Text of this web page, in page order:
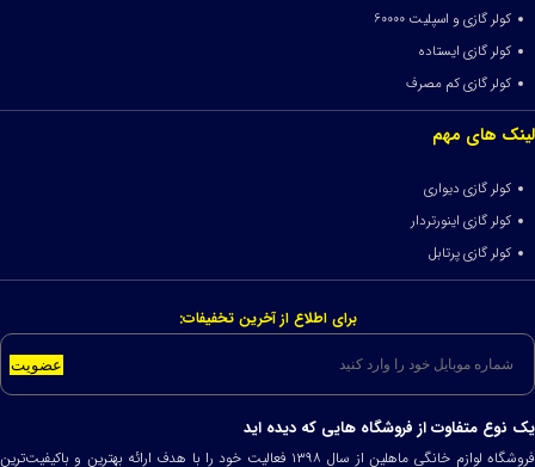
کولر گازی و اسپلیت 60000
کولر گازی ایستاده
کولر گازی کم مصرف
لینک های مهم
کولر گازی دیواری
کولر گازی اینورتردار
کولر گازی پرتابل
برای اطلاع از آخرین تخفیفات:
عضویت
یک نوع متفاوت از فروشگاه هایی که دیده اید
فروشگاه لوازم خانگی ماهلین از سال ۱۳۹۸ فعالیت خود را با هدف ارائه بهترین و باکیفیت‌ترین